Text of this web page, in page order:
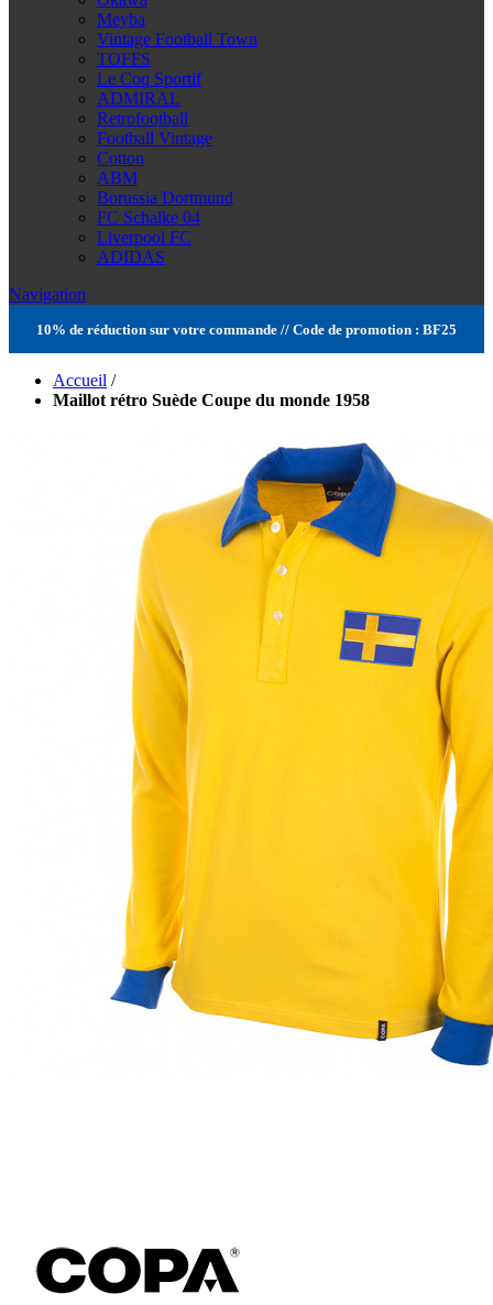
Meyba
Vintage Football Town
TOFFS
Le Coq Sportif
ADMIRAL
Retrofootball
Football Vintage
Cotton
ABM
Borussia Dortmund
FC Schalke 04
Liverpool FC
ADIDAS
Navigation
10% de réduction sur votre commande // Code de promotion : BF25
Accueil /
Maillot rétro Suède Coupe du monde 1958